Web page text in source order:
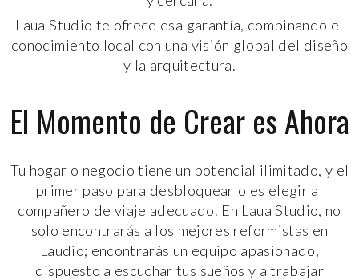
Laua Studio te ofrece esa garantía, combinando el
conocimiento local con una visión global del diseño
y la arquitectura.
El Momento de Crear es Ahora
Tu hogar o negocio tiene un potencial ilimitado, y el
primer paso para desbloquearlo es elegir al
compañero de viaje adecuado. En Laua Studio, no
solo encontrarás a los mejores reformistas en
Laudio; encontrarás un equipo apasionado,
dispuesto a escuchar tus sueños y a trabajar